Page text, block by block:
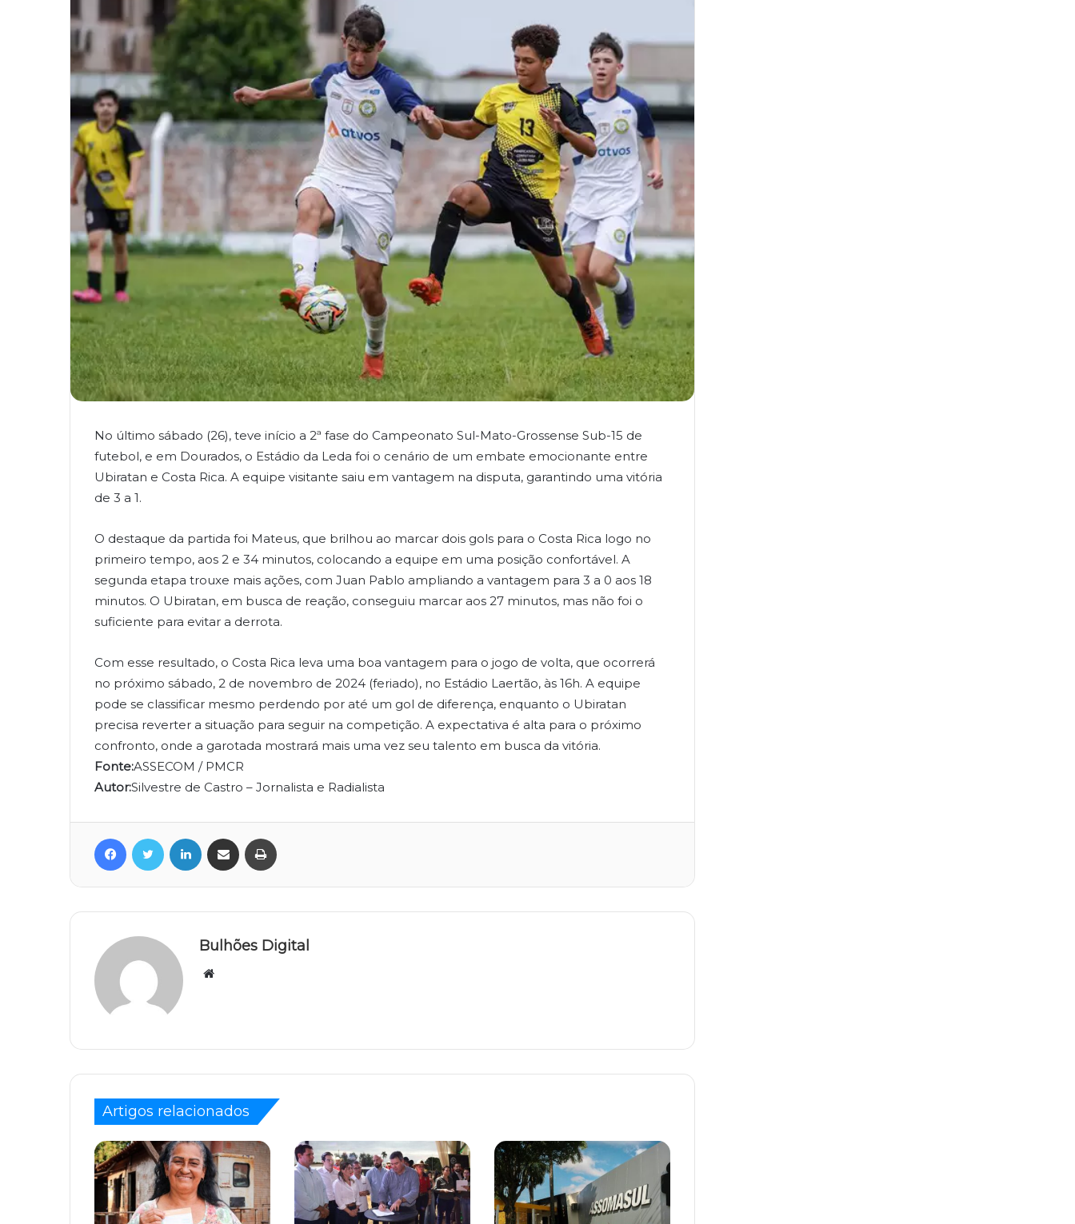
No último sábado (26), teve início a 2ª fase do Campeonato Sul-Mato-Grossense Sub-15 de
futebol, e em Dourados, o Estádio da Leda foi o cenário de um embate emocionante entre
Ubiratan e Costa Rica. A equipe visitante saiu em vantagem na disputa, garantindo uma vitória
de 3 a 1.
O destaque da partida foi Mateus, que brilhou ao marcar dois gols para o Costa Rica logo no
primeiro tempo, aos 2 e 34 minutos, colocando a equipe em uma posição confortável. A
segunda etapa trouxe mais ações, com Juan Pablo ampliando a vantagem para 3 a 0 aos 18
minutos. O Ubiratan, em busca de reação, conseguiu marcar aos 27 minutos, mas não foi o
suficiente para evitar a derrota.
Com esse resultado, o Costa Rica leva uma boa vantagem para o jogo de volta, que ocorrerá
no próximo sábado, 2 de novembro de 2024 (feriado), no Estádio Laertão, às 16h. A equipe
pode se classificar mesmo perdendo por até um gol de diferença, enquanto o Ubiratan
precisa reverter a situação para seguir na competição. A expectativa é alta para o próximo
confronto, onde a garotada mostrará mais uma vez seu talento em busca da vitória.
Fonte:ASSECOM / PMCR
Autor:Silvestre de Castro – Jornalista e Radialista
FacebookTwitter Linkedin Compartilhar via e-mail
Bulhões Digital
Website
Artigos relacionados